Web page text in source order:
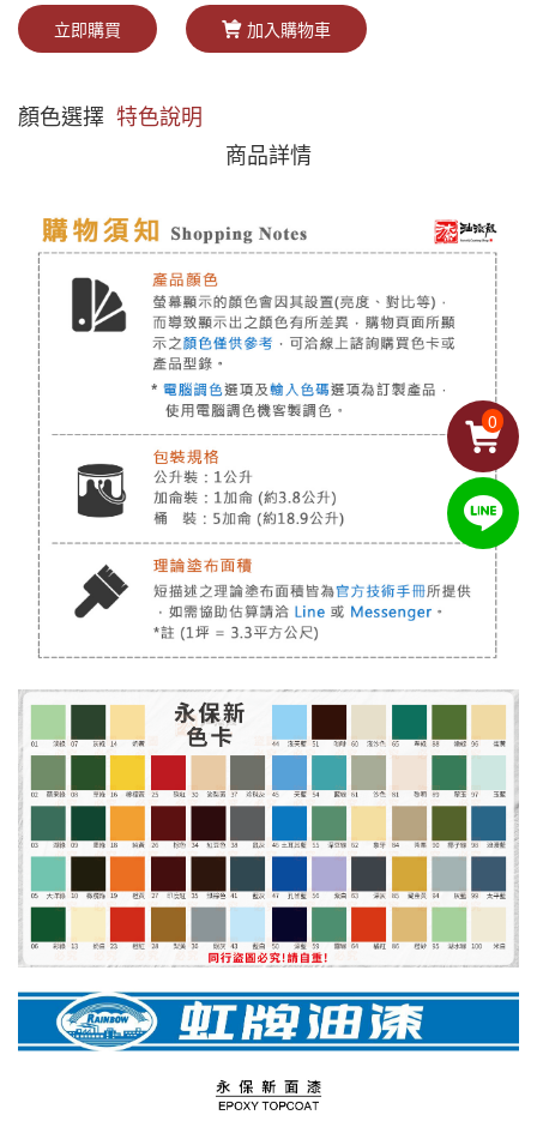
立即購買 加入購物車
顏色選擇 特色說明
商品詳情
0